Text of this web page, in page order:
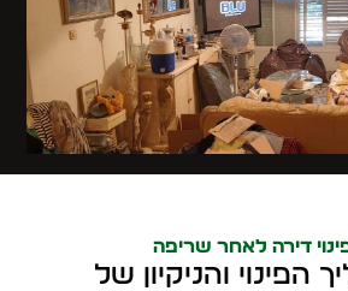
דירה לאחר שריפה
הפינוי והניקיון של